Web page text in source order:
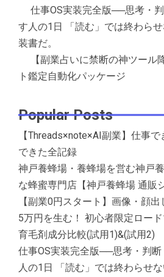
仕事OS実装完全版──思考・
す人の1日 「読む」では終わら
装書だ。
【副業占いに禁断の神ツール
ト鑑定自動化パッケージ
Popular Posts
【Threads×note×AI副業】仕事
できた全記録
神戸養蜂場・養蜂場を営む神戸
な蜂蜜専門店【神戸養蜂場 通販
【副業0円スタート】画像・顔
5万円を生む！ 初心者限定ロー
育毛剤成分比較(試用1)&(試用2)
仕事OS実装完全版──思考・判
人の1日 「読む」では終わらせ